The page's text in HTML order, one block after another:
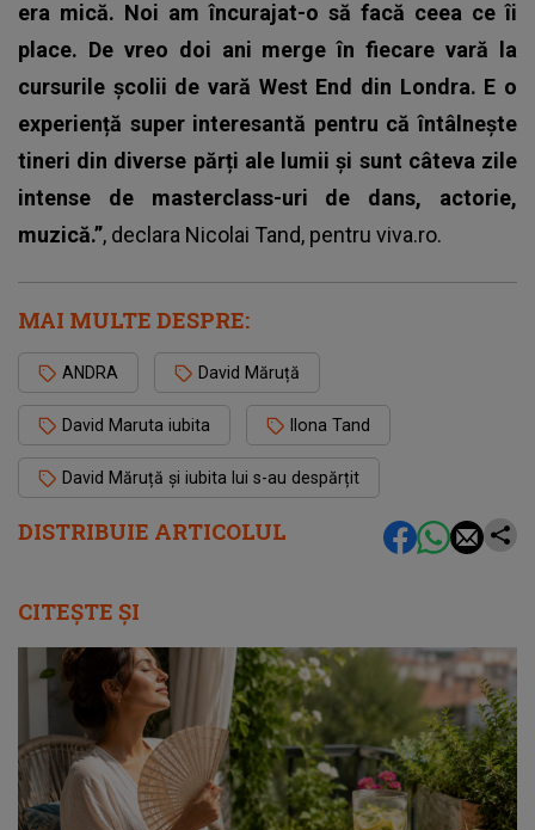
DISTRIBUIE ARTICOLUL
era mică. Noi am încurajat-o să facă ceea ce îi
place. De vreo doi ani merge în fiecare vară la
cursurile școlii de vară West End din Londra. E o
experiență super interesantă pentru că întâlnește
tineri din diverse părți ale lumii și sunt câteva zile
intense de masterclass-uri de dans, actorie,
muzică.”, declara Nicolai Tand, pentru viva.ro.
MAI MULTE DESPRE:
ANDRA David Măruță
David Maruta iubita Ilona Tand
David Măruță și iubita lui s-au despărțit
CITEȘTE ȘI